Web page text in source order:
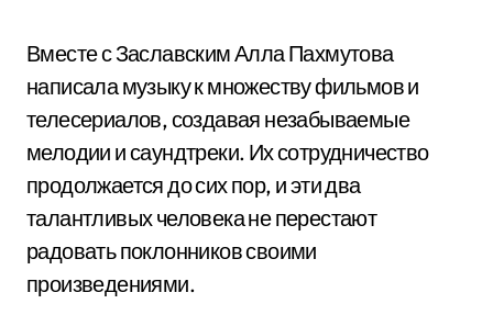
Вместе с Заславским Алла Пахмутова
написала музыку к множеству фильмов и
телесериалов, создавая незабываемые
мелодии и саундтреки. Их сотрудничество
продолжается до сих пор, и эти два
талантливых человека не перестают
радовать поклонников своими
произведениями.